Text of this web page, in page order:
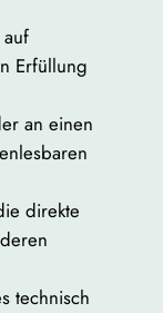
Erfüllung
an einen
direkte
technisch